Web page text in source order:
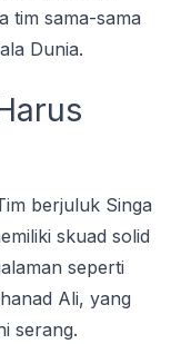
ѕаmа-ѕаmа
Dunia.
bеrjuluk Sіngа
skuad ѕоlіd
seperti
Ali, yang
ѕеrаng.